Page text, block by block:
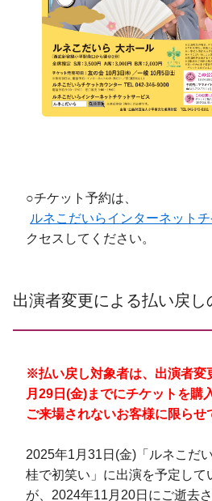
○チケット予約は、
ルネこだいらインターネット
クセスしてください。
出演者変更による払い戻し
※払い戻し対象者は、出演者変
月29日(金)までにチケットを購
ご来場されないお客様に限らせ
2025年1月31日(金)「ルネこだ
桂で初笑い」に出演を予定して
が、2024年11月20日にご逝去さ